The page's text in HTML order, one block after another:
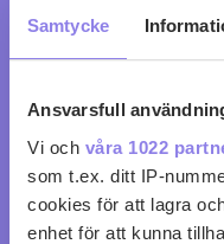
Samtycke
Ansvarsfull
Vi och våra 1022
som t.ex. ditt IP-
cookies för att lagra
enhet för att kunna